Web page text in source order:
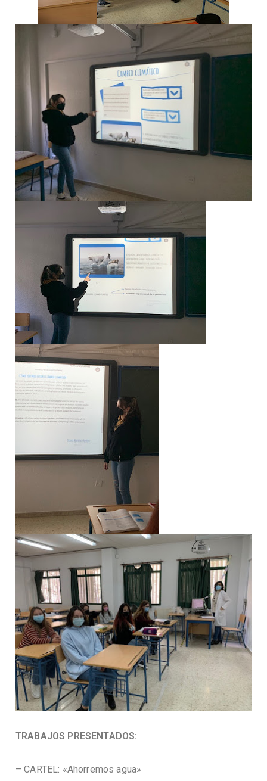
TRABAJOS PRESENTADOS:
– CARTEL: «Ahorremos agua»